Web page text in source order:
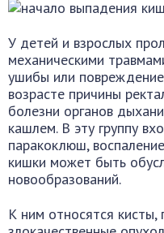
У детей и взрослых
механическими
ушибы или
возрасте причины
болезни органов
кашлем. В эту группу
паракоклюш,
кишки может быть
новообразований.
К ним относятся